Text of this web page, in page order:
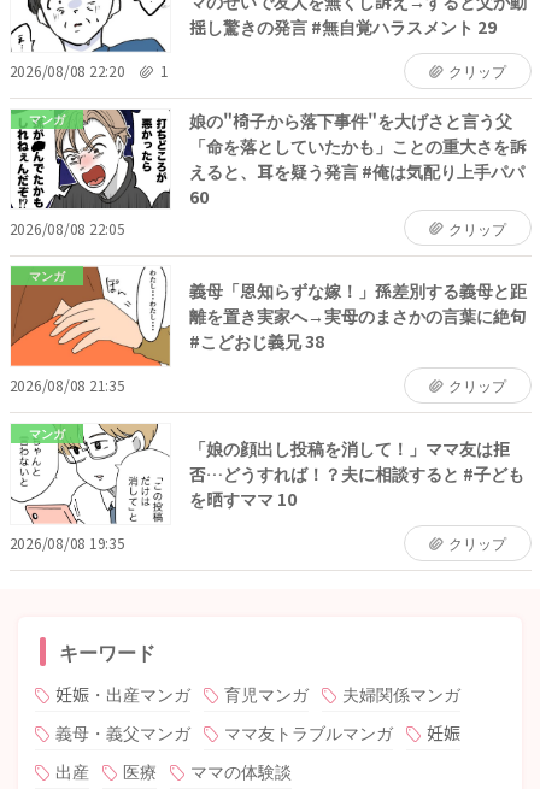
揺し驚きの発言 #無自覚ハラスメント 29
2026/08/08 22:20 1 クリップ
マンガ
娘の"椅子から落下事件"を大げさと言う父
「命を落としていたかも」ことの重大さを訴
えると、耳を疑う発言 #俺は気配り上手パパ
60
2026/08/08 22:05 クリップ
マンガ
義母「恩知らずな嫁！」孫差別する義母と距
離を置き実家へ→実母のまさかの言葉に絶句
#こどおじ義兄 38
2026/08/08 21:35 クリップ
マンガ
「娘の顔出し投稿を消して！」ママ友は拒
否…どうすれば！？夫に相談すると #子ども
を晒すママ 10
2026/08/08 19:35 クリップ
キーワード
妊娠・出産マンガ 育児マンガ
夫婦関係マンガ
義母・義父マンガ
ママ友トラブルマンガ
妊娠
出産
医療 ママの体験談